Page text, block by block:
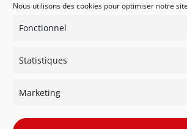
Nous utilisons des cookies pour optimiser notre
Fonctionnel
Statistiques
Marketing
Respect
Engagement
Qualité